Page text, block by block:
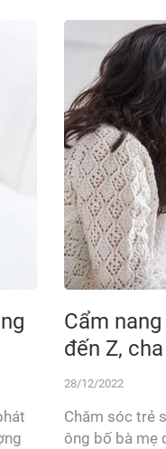
mốc chiều cao
Cẩm
đến Z,
28/12/2022
Chăm sóc trẻ
ông bố bà mẹ